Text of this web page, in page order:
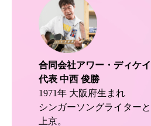
合同会社アワー・ディケ
代表 中西 俊勝
1971年 大阪府生まれ
シンガーソングライター
上京。